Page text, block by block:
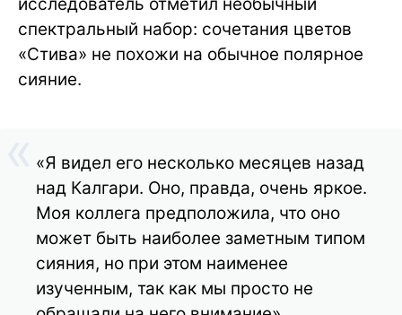
исследователь отметил необычный
спектральный набор: сочетания цветов
«Стива» не похожи на обычное полярное
сияние.
«Я видел его несколько месяцев назад
над Калгари. Оно, правда, очень яркое.
Моя коллега предположила, что оно
может быть наиболее заметным типом
сияния, но при этом наименее
изученным, так как мы просто не